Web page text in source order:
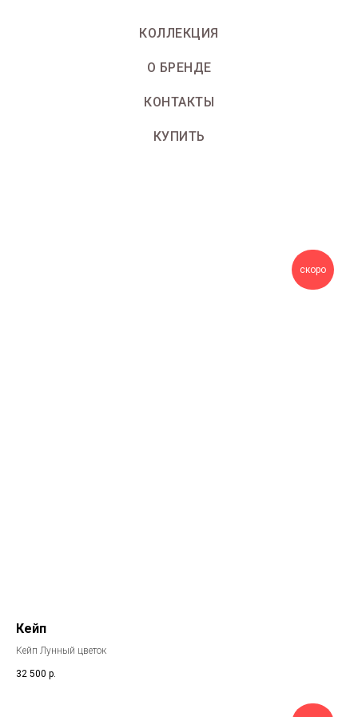
КОЛЛЕКЦИЯ
О БРЕНДЕ
КОНТАКТЫ
КУПИТЬ
скоро
Кейп
Кейп Лунный цветок
32 500 р.